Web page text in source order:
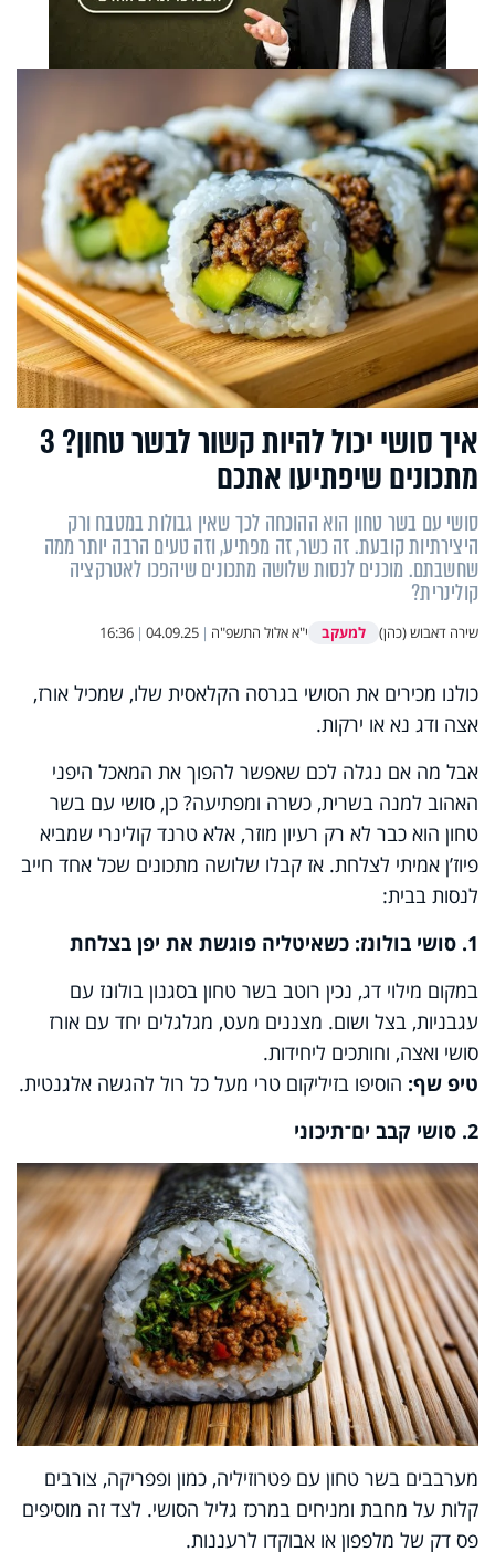
איך סושי יכול להיות קשור לבשר טחון? 3
מתכונים שיפתיעו אתכם
סושי עם בשר טחון הוא ההוכחה לכך שאין גבולות במטבח ורק
היצירתיות קובעת. זה כשר, זה מפתיע, וזה טעים הרבה יותר ממה
שחשבתם. מוכנים לנסות שלושה מתכונים שיהפכו לאטרקציה
קולינרית?
שירה דאבוש (כהן) למעקב י"א אלול התשפ"ה |
04.09.25
|
16:36
כולנו מכירים את הסושי בגרסה הקלאסית שלו, שמכיל אורז,
אצה ודג נא או ירקות.
אבל מה אם נגלה לכם שאפשר להפוך את המאכל היפני
האהוב למנה בשרית, כשרה ומפתיעה? כן, סושי עם בשר
טחון הוא כבר לא רק רעיון מוזר, אלא טרנד קולינרי שמביא
פיוז’ן אמיתי לצלחת. אז קבלו שלושה מתכונים שכל אחד חייב
לנסות בבית:
1. סושי בולונז: כשאיטליה פוגשת את יפן בצלחת
במקום מילוי דג, נכין רוטב בשר טחון בסגנון בולונז עם
עגבניות, בצל ושום. מצננים מעט, מגלגלים יחד עם אורז
סושי ואצה, וחותכים ליחידות.
טיפ שף: הוסיפו בזיליקום טרי מעל כל רול להגשה אלגנטית.
2. סושי קבב ים־תיכוני
מערבבים בשר טחון עם פטרוזיליה, כמון ופפריקה, צורבים
קלות על מחבת ומניחים במרכז גליל הסושי. לצד זה מוסיפים
פס דק של מלפפון או אבוקדו לרעננות.